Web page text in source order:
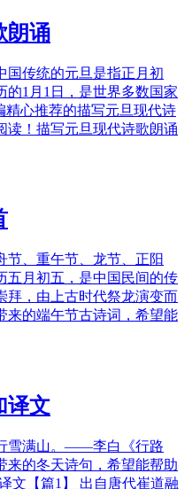
朗诵
国传统的元旦是指正月初
的1月1日，是世界多数国家
精心推荐的描写元旦现代诗
读！描写元旦现代诗歌朗诵
节、重午节、龙节、正阳
五月初五，是中国民间的传
拜，由上古时代祭龙演变而
来的端午节古诗词，希望能
译文
雪满山。——李白《行路
来的冬天诗句，希望能帮助
文【篇1】 出自唐代崔道融